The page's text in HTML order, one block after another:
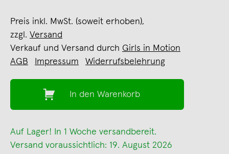
Preis inkl. MwSt. (soweit erhoben),
zzgl. Versand
Verkauf und Versand durch Girls in Motion
AGB
Impressum Widerrufsbelehrung
In den Warenkorb
Auf Lager! In 1 Woche versandbereit.
Versand voraussichtlich: 19. August 2026